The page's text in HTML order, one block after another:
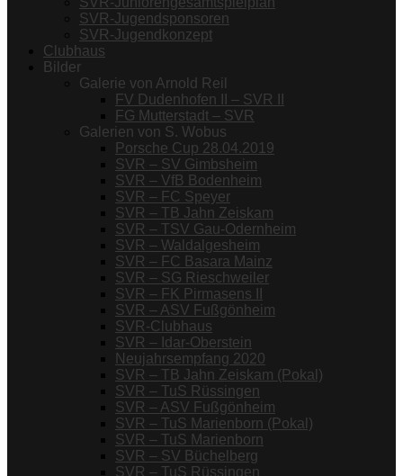
SVR-Jugendsponsoren
SVR-Jugendkonzept
Clubhaus
Bilder
Galerie von Arnold Reil
FV Dudenhofen II – SVR II
FG Mutterstadt – SVR
Galerien von S. Wobus
Porsche Cup 28.04.2019
SVR – SV Gimbsheim
SVR – VfB Bodenheim
SVR – FC Speyer
SVR – TB Jahn Zeiskam
SVR – TSV Gau-Odernheim
SVR – Waldalgesheim
SVR – FC Basara Mainz
SVR – SG Rieschweiler
SVR – FK Pirmasens II
SVR – ASV Fußgönheim
SVR-Clubhaus
SVR – Idar-Oberstein
Neujahrsempfang 2020
SVR – TB Jahn Zeiskam (Pokal)
SVR – TuS Rüssingen
SVR – ASV Fußgönheim
SVR – TuS Marienborn (Pokal)
SVR – TuS Marienborn
SVR – SV Büchelberg
SVR – TuS Rüssingen